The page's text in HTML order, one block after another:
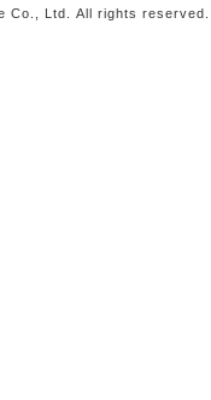
Co., Ltd. All rights reserved.